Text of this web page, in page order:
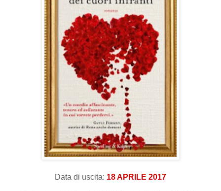
Data di uscita: 18 APRILE 2017